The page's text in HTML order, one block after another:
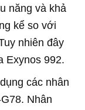
năng và khả
kể so với
nhiên đây
Exynos 992.
các nhân
Nhân